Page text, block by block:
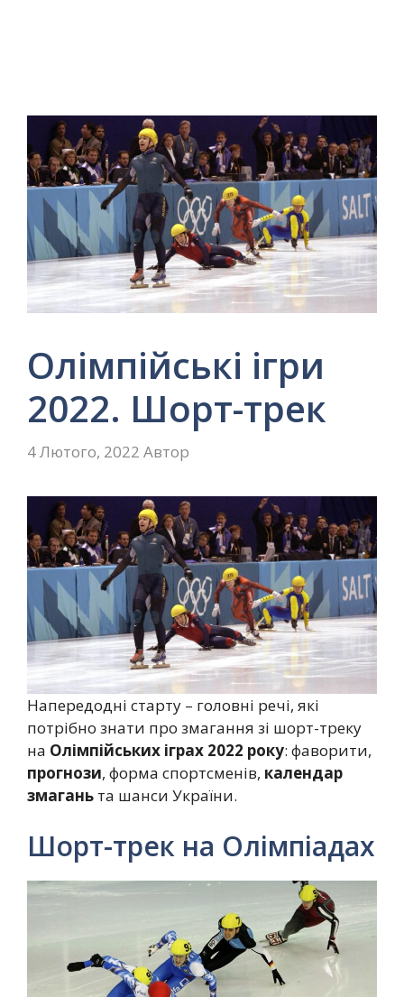
Олімпійські ігри
2022. Шорт-трек
4 Лютого, 2022 Автор
Напередодні старту – головні речі, які
потрібно знати про змагання зі шорт-треку
на Олімпійських іграх 2022 року: фаворити,
прогнози, форма спортсменів, календар
змагань та шанси України.
Шорт-трек на Олімпіадах